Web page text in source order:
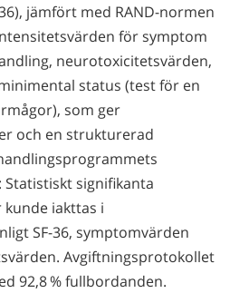
jämfört med RAND-normen
för symptom
neurotoxicitetsvärden,
status (test för en
som ger
och en strukturerad
Statistiskt signifikanta
iakttas i
SF-36, symptomvärden
Avgiftningsprotokollet
92,8 % fullbordanden.